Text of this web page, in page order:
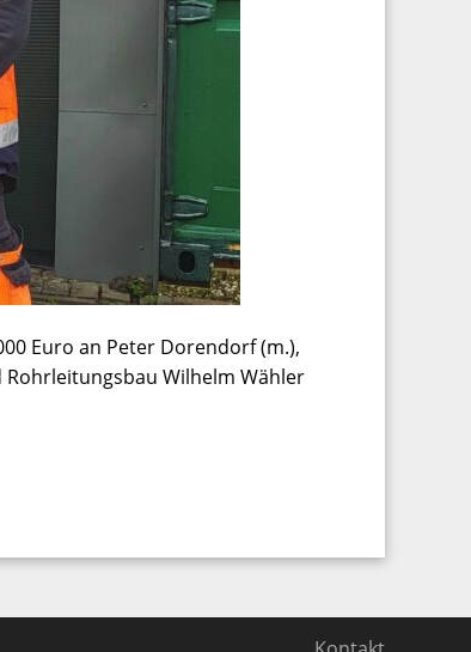
Euro an Peter Dorendorf (m.),
Rohrleitungsbau Wilhelm Wähler